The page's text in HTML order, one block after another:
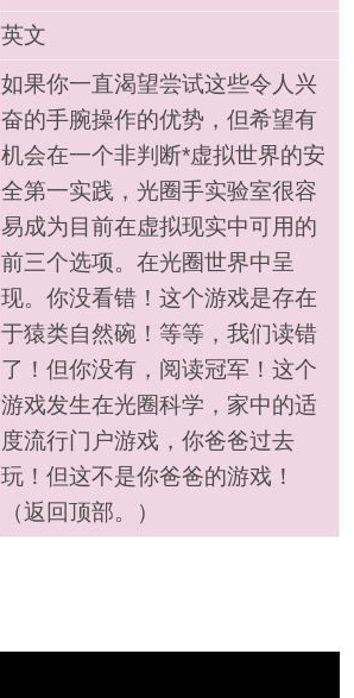
英文
如果你一直渴望尝试这些令人兴
奋的手腕操作的优势，但希望有
机会在一个非判断*虚拟世界的安
全第一实践，光圈手实验室很容
易成为目前在虚拟现实中可用的
前三个选项。在光圈世界中呈
现。你没看错！这个游戏是存在
于猿类自然碗！等等，我们读错
了！但你没有，阅读冠军！这个
游戏发生在光圈科学，家中的适
度流行门户游戏，你爸爸过去
玩！但这不是你爸爸的游戏！
（返回顶部。）